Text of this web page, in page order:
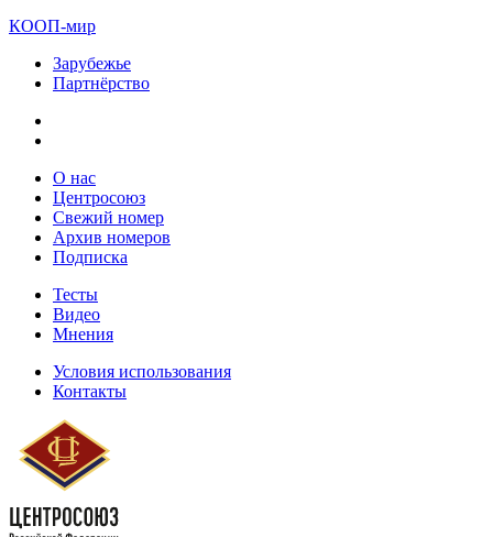
КООП-мир
Зарубежье
Партнёрство
О нас
Центросоюз
Свежий номер
Архив номеров
Подписка
Тесты
Видео
Мнения
Условия использования
Контакты